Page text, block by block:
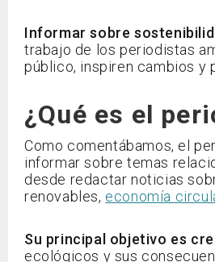
Informar sobre
trabajo de los periodistas
público, inspiren cambios y
¿Qué es el
Como comentábamos, el
informar sobre temas
desde redactar noticias
renovables, economía
Su principal objetivo es
ecológicos y sus